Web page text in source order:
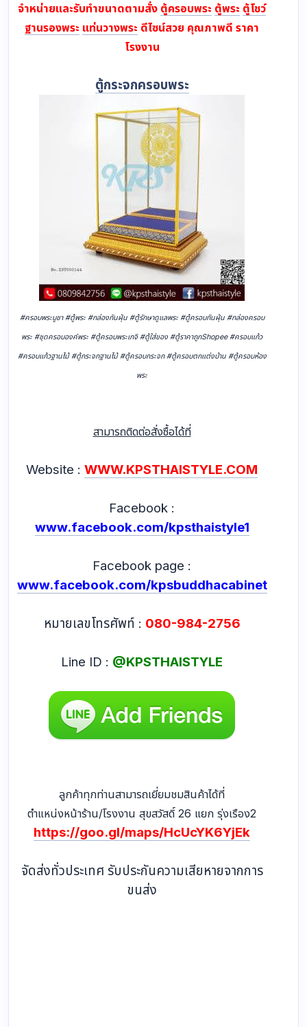
จำหน่ายและรับทำขนาดตามสั่ง ตู้ครอบพระ ตู้พระ ตู้โชว์
ฐานรองพระ แท่นวางพระ ดีไซน์สวย คุณภาพดี ราคา
โรงงาน
ตู้กระจกครอบพระ
#ครอบพระบูชา #ตู้พระ #กล่องกันฝุ่น #ตู้รักษาดูแลพระ #ตู้ครอบกันฝุ่น #กล่องครอบ
พระ #ชุดครอบองค์พระ #ตู้ครอบพระเกจิ #ตู้ใส่ของ #ตู้ราคาถูกShopee #ครอบแก้ว
#ครอบแก้วฐานไม้ #ตู้กระจกฐานไม้ #ตู้ครอบกระจก #ตู้ครอบตกแต่งบ้าน #ตู้ครอบห้อง
พระ
สามารถติดต่อสั่งซื้อได้ที่
Website : WWW.KPSTHAISTYLE.COM
Facebook :
www.facebook.com/kpsthaistyle1
Facebook page :
www.facebook.com/kpsbuddhacabinet
หมายเลขโทรศัพท์ : 080-984-2756
Line ID : @KPSTHAISTYLE
ลูกค้าทุกท่านสามารถเยี่ยมชมสินค้าได้ที่
ตำแหน่งหน้าร้าน/โรงงาน สุขสวัสดิ์ 26 แยก รุ่งเรือง2
https://goo.gl/maps/HcUcYK6YjEk
จัดส่งทั่วประเทศ รับประกันความเสียหายจากการ
ขนส่ง